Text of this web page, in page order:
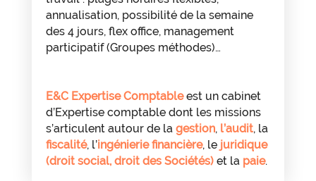
annualisation, possibilité de la semaine
des 4 jours, flex office, management
participatif (Groupes méthodes)…
E&C Expertise Comptableest un cabinet
d’Expertise comptable dont les missions
s’articulent autour de la gestion, l’audit, la
fiscalité, l’ingénierie financière, lejuridique
(droit social, droit des Sociétés)et lapaie.